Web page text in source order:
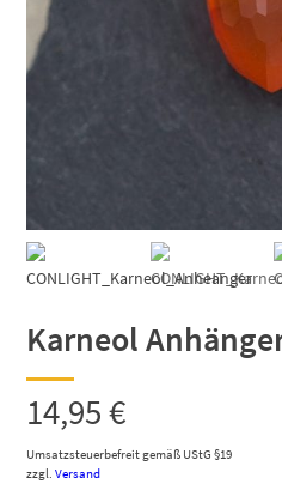
Karneol
14,95€
Umsatzsteuerbefreit gemäß UStG §19
zzgl.Versand